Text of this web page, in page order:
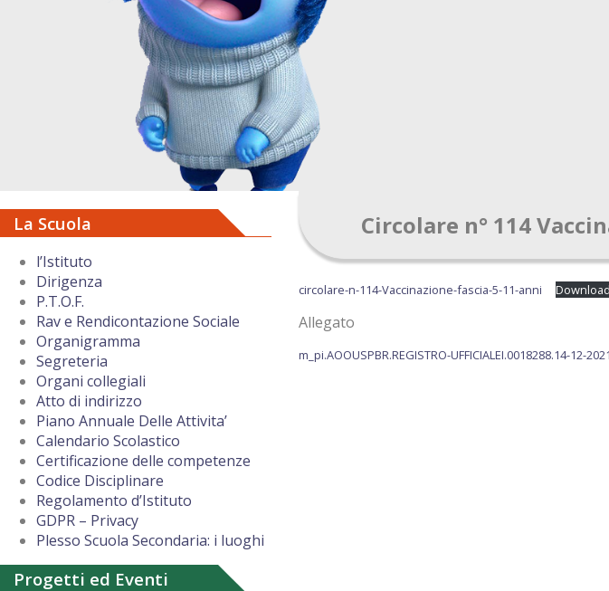
La Scuola
l’Istituto
Dirigenza
P.T.O.F.
Rav e Rendicontazione Sociale
Organigramma
Segreteria
Organi collegiali
Atto di indirizzo
Piano Annuale Delle Attivita’
Calendario Scolastico
Certificazione delle competenze
Codice Disciplinare
Regolamento d’Istituto
GDPR – Privacy
Plesso Scuola Secondaria: i luoghi
Progetti ed Eventi
Circolare n° 114
circolare-n-114-Vaccinazione-fascia-5-11-anni Download
Allegato
m_pi.AOOUSPBR.REGISTRO-UFFICIALEI.0018288.14-12-2021